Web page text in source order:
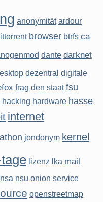
anonymität ardour
browser btrfs ca
dante darknet
dezentral digitale
frag den staat fsu
hacking hardware hasse
internet
jondonym kernel
lizenz lka mail
nsa nsu onion service
openstreetmap